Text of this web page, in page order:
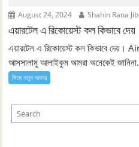
August 24, 2024 Shahin Rana
এয়ারটেল এ রিকোয়েস্ট কল কিভাবে
এয়ারটেল এ রিকোয়েস্ট কল কিভাবে
আসসালামু আলাইকুম আমরা অনেকেই
সিমে নতুন ‍অফার